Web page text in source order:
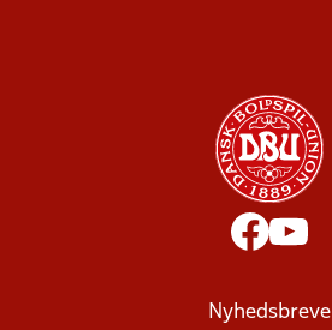
Nyhedsbreve